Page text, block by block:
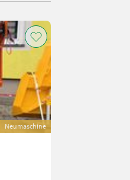
Neumaschine